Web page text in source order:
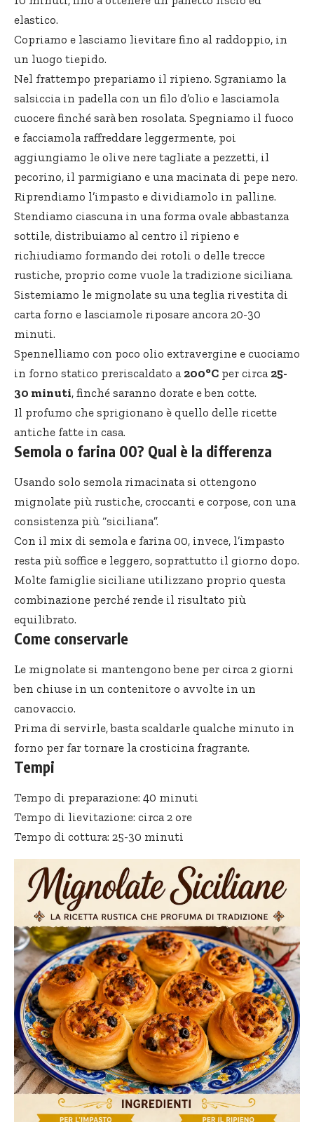
elastico.
Copriamo e lasciamo lievitare fino al raddoppio, in
un luogo tiepido.
Nel frattempo prepariamo il ripieno. Sgraniamo la
salsiccia in padella con un filo d’olio e lasciamola
cuocere finché sarà ben rosolata. Spegniamo il fuoco
e facciamola raffreddare leggermente, poi
aggiungiamo le olive nere tagliate a pezzetti, il
pecorino, il parmigiano e una macinata di pepe nero.
Riprendiamo l’impasto e dividiamolo in palline.
Stendiamo ciascuna in una forma ovale abbastanza
sottile, distribuiamo al centro il ripieno e
richiudiamo formando dei rotoli o delle trecce
rustiche, proprio come vuole la tradizione siciliana.
Sistemiamo le mignolate su una teglia rivestita di
carta forno e lasciamole riposare ancora 20-30
minuti.
Spennelliamo con poco olio extravergine e cuociamo
in forno statico preriscaldato a 200°C per circa 25-
30 minuti, finché saranno dorate e ben cotte.
Il profumo che sprigionano è quello delle ricette
antiche fatte in casa.
Semola o farina 00? Qual è la differenza
Usando solo semola rimacinata si ottengono
mignolate più rustiche, croccanti e corpose, con una
consistenza più “siciliana”.
Con il mix di semola e farina 00, invece, l’impasto
resta più soffice e leggero, soprattutto il giorno dopo.
Molte famiglie siciliane utilizzano proprio questa
combinazione perché rende il risultato più
equilibrato.
Come conservarle
Le mignolate si mantengono bene per circa 2 giorni
ben chiuse in un contenitore o avvolte in un
canovaccio.
Prima di servirle, basta scaldarle qualche minuto in
forno per far tornare la crosticina fragrante.
Tempi
Tempo di preparazione: 40 minuti
Tempo di lievitazione: circa 2 ore
Tempo di cottura: 25-30 minuti